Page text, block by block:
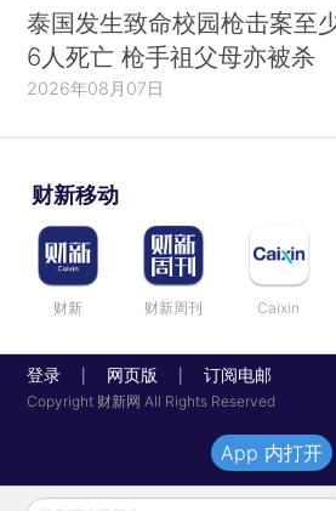
泰国发生致命校园枪击案至
6人死亡 枪手祖父母亦被杀
2026年08月07日
财新移动
财新 财新周刊 Caixin
登录 网页版 订阅电邮
Copyright 财新网 All Rights Reserved
App 内打开